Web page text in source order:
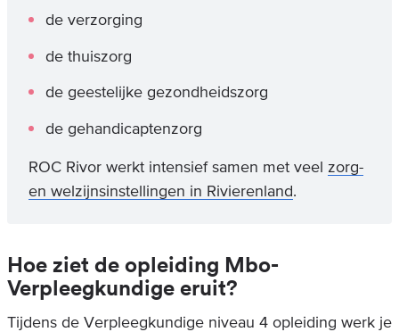
de verzorging
de thuiszorg
de geestelijke gezondheidszorg
de gehandicaptenzorg
ROC Rivor werkt intensief samen met veel zorg-
en welzijnsinstellingen in Rivierenland.
Hoe ziet de opleiding Mbo-
Verpleegkundige eruit?
Tijdens de Verpleegkundige niveau 4 opleiding werk je